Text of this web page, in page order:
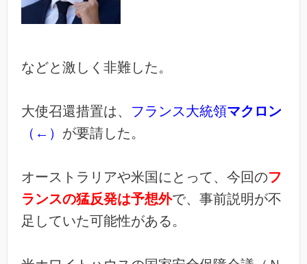
などと激しく非難した。
大使召還措置は、 フランス大統領マクロン
（←） が要請した。
オーストラリアや米国にとって、今回のフ
ランスの猛反発は予想外で、事前説明が不
足していた可能性がある。